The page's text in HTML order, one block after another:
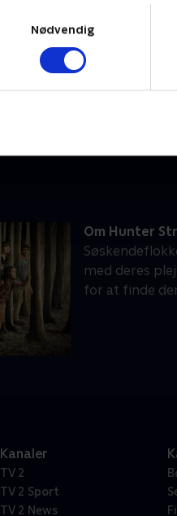
Nødvendig
Om Hunter
med deres
for at finde
Kanaler
TV 2
TV 2 Sport
TV 2 News